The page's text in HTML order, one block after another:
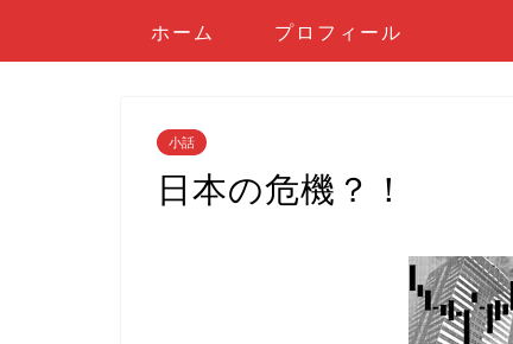
ホーム プロフィール
小話
日本の危機？！